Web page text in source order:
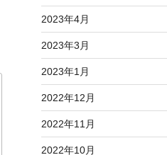
2023年4月
2023年3月
2023年1月
2022年12月
2022年11月
2022年10月